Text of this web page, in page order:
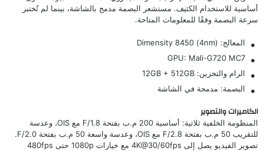
أساسية للاستخدام الكثيف. مستشعر البصمة مدمج بالشاشة، بينما لم تُختبر
سرعة البصمة وفقًا للمعلومات المتاحة.
المعالج: Dimensity 8450 (4nm)
GPU: Mali-G720 MC7
الرام والتخزين: 12GB + 512GB
البصمة: مدمجة في الشاشة
الكاميرات والتصوير
المنظومة الخلفية ثلاثية: أساسية 200 م.ب بفتحة F/1.8 مع OIS، وعدسة
للتقريب 50 م.ب بفتحة F/2.8 مع OIS، وعدسة واسعة 50 م.ب بفتحة F/2.0.
تصوير الفيديو يصل إلى 4K@30/60fps مع خيارات 1080p حتى 480fps